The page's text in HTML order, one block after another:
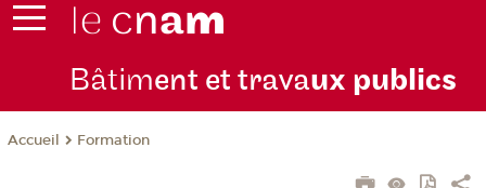
Bâtiment et travaux publics
Accueil Formation